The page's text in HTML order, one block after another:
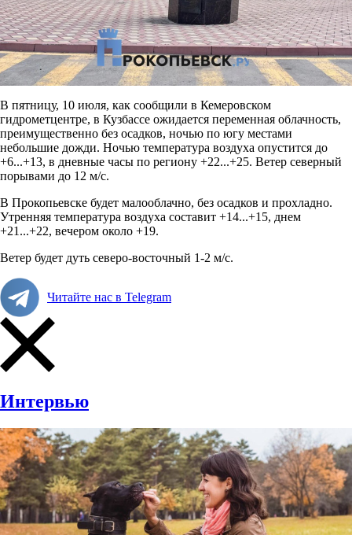
В пятницу, 10 июля, как сообщили в Кемеровском
гидрометцентре, в Кузбассе ожидается переменная облачность,
преимущественно без осадков, ночью по югу местами
небольшие дожди. Ночью температура воздуха опустится до
+6...+13, в дневные часы по региону +22...+25. Ветер северный
порывами до 12 м/с.
В Прокопьевске будет малооблачно, без осадков и прохладно.
Утренняя температура воздуха составит +14...+15, днем
+21...+22, вечером около +19.
Ветер будет дуть северо-восточный 1-2 м/с.
Читайте нас в Telegram
Интервью